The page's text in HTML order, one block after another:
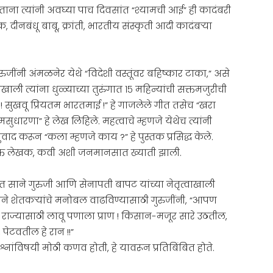
त्यांनी अवघ्या पाच दिवसांत “श्यामची आई” ही कादंबरी
बाबू, क्रांती, भारतीय संस्कृती आदी कादंबऱ्या
अंमळनेर येथे “विदेशी वस्तूंवर बहिष्कार टाका,” असे
त्यांना धुळ्याच्या तुरुंगात १५ महिन्यांची सक्तमजुरीची
! सुखवू प्रियतम भारतमाई !” हे गाजलेले गीत तसेच “खरा
हे लेख लिहिले. महत्वाचे म्हणजे येथेच त्यांनी
करून “कला म्हणजे काय ?” हे पुस्तक प्रसिद्ध केले.
लेखक, कवी अशी जनमानसात ख्याती झाली.
साने गुरुजी आणि सेनापती बापट यांच्या नेतृत्वाखाली
शेतकऱ्यांचे मनोबल वाढविण्यासाठी गुरुजींनी, “आपण
लावू पणाला प्राण ! किसान-मजूर सारे उठतील,
हे रान !!”
मोठी कणव होती, हे यावरून प्रतिबिंबित होते.